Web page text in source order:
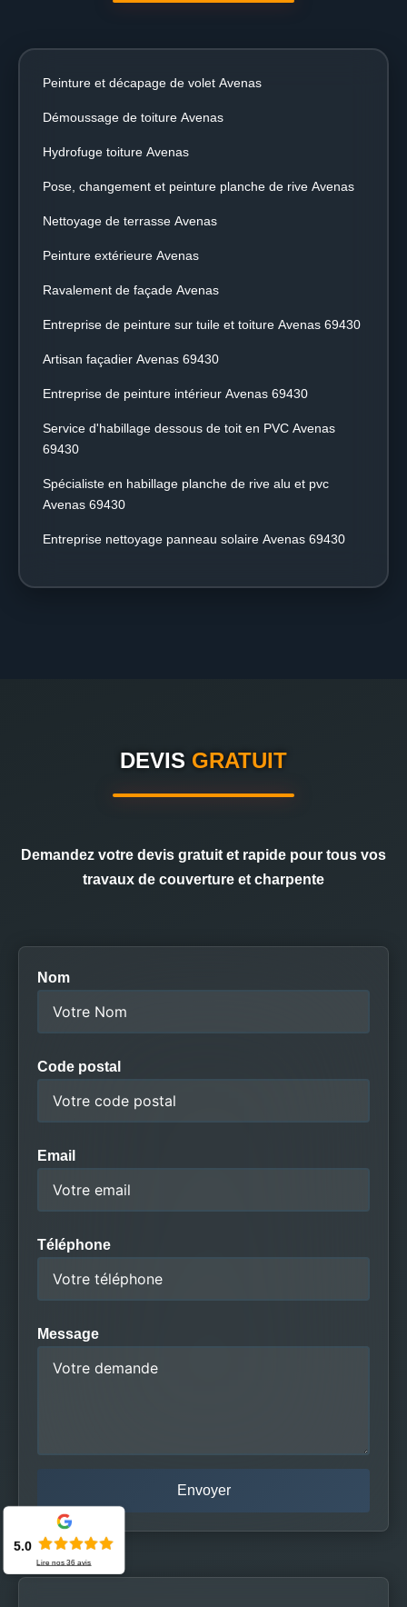
Peinture et décapage de volet Avenas
Démoussage de toiture Avenas
Hydrofuge toiture Avenas
Pose, changement et peinture planche de rive Avenas
Nettoyage de terrasse Avenas
Peinture extérieure Avenas
Ravalement de façade Avenas
Entreprise de peinture sur tuile et toiture Avenas 69430
Artisan façadier Avenas 69430
Entreprise de peinture intérieur Avenas 69430
Service d'habillage dessous de toit en PVC Avenas
69430
Spécialiste en habillage planche de rive alu et pvc
Avenas 69430
Entreprise nettoyage panneau solaire Avenas 69430
DEVIS GRATUIT
Demandez votre devis gratuit et rapide pour tous vos
travaux de couverture et charpente
Nom
Code postal
Email
Téléphone
Message
5.0
Lire nos36 avis